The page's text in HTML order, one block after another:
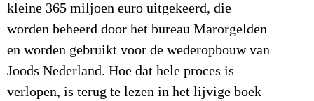
kleine 365 miljoen euro uitgekeerd, die
worden beheerd door het bureau Marorgelden
en worden gebruikt voor de wederopbouw van
Joods Nederland. Hoe dat hele proces is
verlopen, is terug te lezen in het lijvige boek